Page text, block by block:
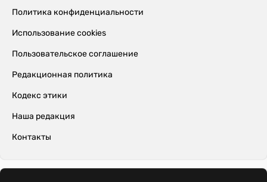
Политика конфиденциальности
Использование cookies
Пользовательское соглашение
Редакционная политика
Кодекс этики
Наша редакция
Контакты